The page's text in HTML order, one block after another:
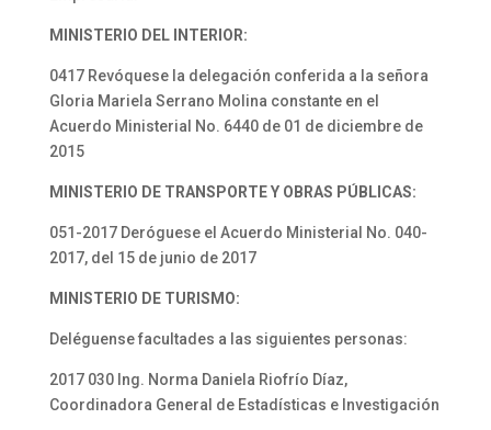
MINISTERIO DEL INTERIOR:
0417 Revóquese la delegación conferida a la señora
Gloria Mariela Serrano Molina constante en el
Acuerdo Ministerial No. 6440 de 01 de diciembre de
2015
MINISTERIO DE TRANSPORTE Y OBRAS PÚBLICAS:
051-2017 Deróguese el Acuerdo Ministerial No. 040-
2017, del 15 de junio de 2017
MINISTERIO DE TURISMO:
Deléguense facultades a las siguientes personas:
2017 030 Ing. Norma Daniela Riofrío Díaz,
Coordinadora General de Estadísticas e Investigación